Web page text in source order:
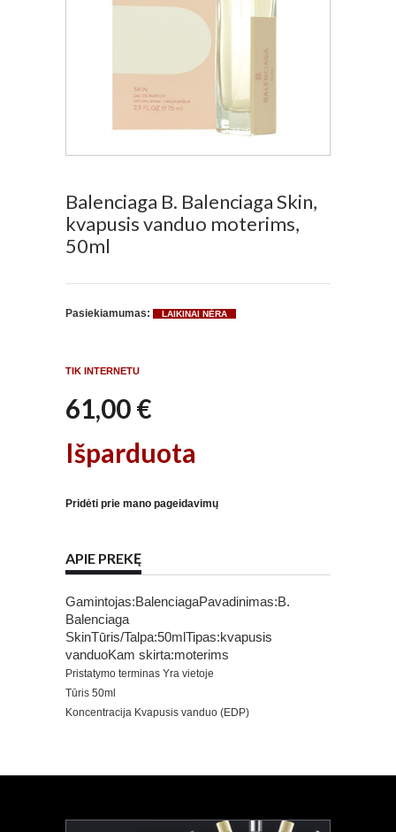
Balenciaga B. Balenciaga Skin,
kvapusis vanduo moterims,
50ml
Pasiekiamumas: LAIKINAI NĖRA
TIK INTERNETU
61,00 €
Išparduota
Pridėti prie mano pageidavimų
APIE PREKĘ
Gamintojas:BalenciagaPavadinimas:B.
Balenciaga
SkinTūris/Talpa:50mlTipas:kvapusis
vanduoKam skirta:moterims
Pristatymo terminas Yra vietoje
Tūris 50ml
Koncentracija Kvapusis vanduo (EDP)